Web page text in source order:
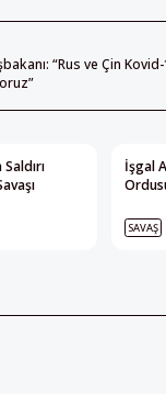
“Rus ve Çin Kovid-
İşgal
SAVAŞ